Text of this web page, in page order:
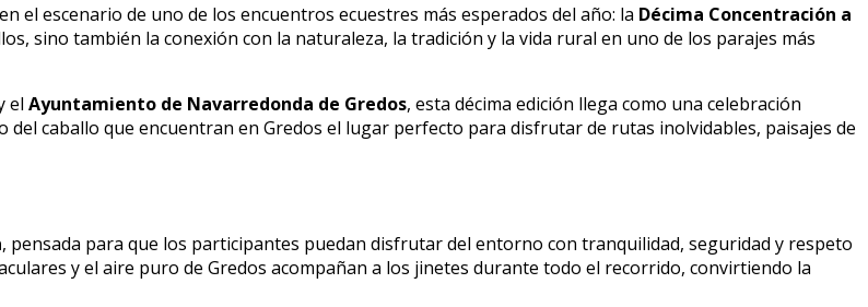
el escenario de uno de los encuentros ecuestres más esperados del año: la Décima Concentración a
sino también la conexión con la naturaleza, la tradición y la vida rural en uno de los parajes más
el Ayuntamiento de Navarredonda de Gredos, esta décima edición llega como una celebración
del caballo que encuentran en Gredos el lugar perfecto para disfrutar de rutas inolvidables, paisajes de
, pensada para que los participantes puedan disfrutar del entorno con tranquilidad, seguridad y respeto
y el aire puro de Gredos acompañan a los jinetes durante todo el recorrido, convirtiendo la